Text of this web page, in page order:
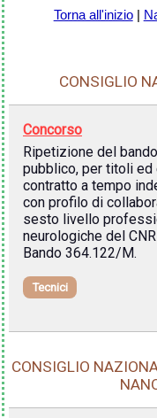
Torna all'inizio|
CONSIGLIO
Concorso
Ripetizione del
pubblico, per titoli ed
contratto a tempo
con profilo di
sesto livello
neurologiche del
Bando 364.122/M.
Tecnici
CONSIGLIO